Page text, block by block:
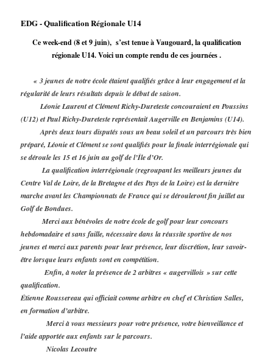
EDG - Qualification Régionale U14
Ce week-end (8 et 9 juin), s’est tenue à Vaugouard, la qualification
régionale U14. Voici un compte rendu de ces journées .
« 3 jeunes de notre école étaient qualifiés grâce à leur engagement et la
régularité de leurs résultats depuis le début de saison.
Léonie Laurent et Clément Richy-Dureteste concouraient en Poussins
(U12) et Paul Richy-Dureteste représentait Augerville en Benjamins (U14).
Après deux tours disputés sous un beau soleil et un parcours très bien
préparé, Léonie et Clément se sont qualifiés pour la finale interrégionale qui
se déroule les 15 et 16 juin au golf de l’Île d’Or.
La qualification interrégionale (regroupant les meilleurs jeunes du
Centre Val de Loire, de la Bretagne et des Pays de la Loire) est la dernière
marche avant les Championnats de France qui se dérouleront fin juillet au
Golf de Bondues.
Merci aux bénévoles de notre école de golf pour leur concours
hebdomadaire et sans faille, nécessaire dans la réussite sportive de nos
jeunes et merci aux parents pour leur présence, leur discrétion, leur savoir-
être lorsque leurs enfants sont en compétition.
Enfin, à noter la présence de 2 arbitres « augervillois » sur cette
qualification.
Étienne Roussereau qui officiait comme arbitre en chef et Christian Salles,
en formation d’arbitre.
Merci à vous messieurs pour votre présence, votre bienveillance et
l’aide apportée aux enfants sur le parcours.
Nicolas Lecoutre